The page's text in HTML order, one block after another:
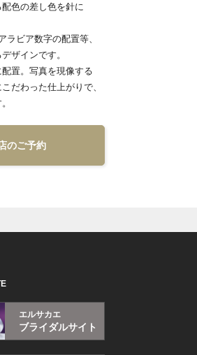
色の差し色を針に
ビア数字の配置等、
ザインです。
置。写真を現像する
だわった仕上がりで、
のご予約
エルサカエ
ブライダルサイト